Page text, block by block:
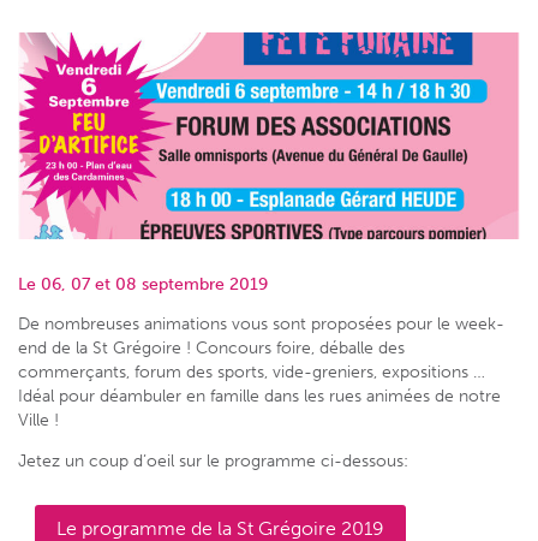
Le 06, 07 et 08 septembre 2019
De nombreuses animations vous sont proposées pour le week-
end de la St Grégoire ! Concours foire, déballe des
commerçants, forum des sports, vide-greniers, expositions …
Idéal pour déambuler en famille dans les rues animées de notre
Ville !
Jetez un coup d’oeil sur le programme ci-dessous:
Le programme de la St Grégoire 2019